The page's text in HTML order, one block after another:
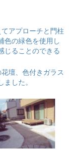
アプローチと門柱
色の緑色を使用し
じることのできる
壇、色付きガラス
した。